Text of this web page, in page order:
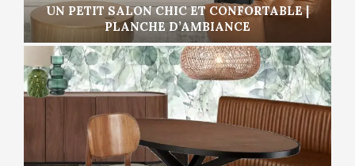
UN PETIT SALON CHIC ET CONFORTABLE |
PLANCHE D’AMBIANCE